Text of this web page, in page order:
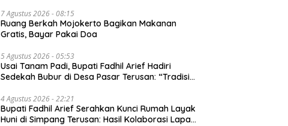
7 Agustus 2026 - 08:15
Ruang Berkah Mojokerto Bagikan Makanan
Gratis, Bayar Pakai Doa
5 Agustus 2026 - 05:53
Usai Tanam Padi, Bupati Fadhil Arief Hadiri
Sedekah Bubur di Desa Pasar Terusan: “Tradisi
4 Agustus 2026 - 22:21
Bupati Fadhil Arief Serahkan Kunci Rumah Layak
Huni di Simpang Terusan: Hasil Kolaborasi Lapas